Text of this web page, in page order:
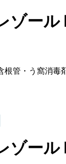
ゾール
根管・う窩消毒
ゾール